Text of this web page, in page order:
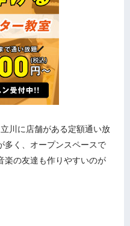
川に店舗がある定額通い放
多く、オープンスペースで
楽の友達も作りやすいのが